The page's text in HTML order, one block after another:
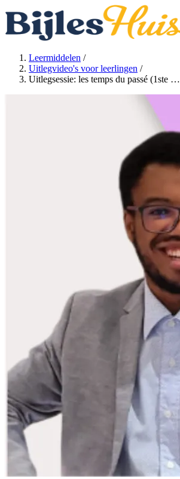
Leermiddelen /
Uitlegvideo's voor leerlingen /
Uitlegsessie: les temps du passé (1ste …